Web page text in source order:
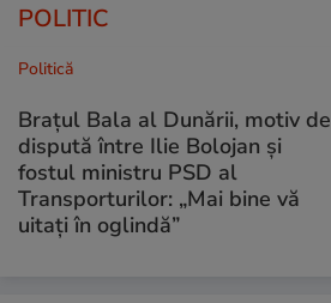
POLITIC
Politică
Brațul Bala al Dunării, motiv de
dispută între Ilie Bolojan și
fostul ministru PSD al
Transporturilor: „Mai bine vă
uitați în oglindă”